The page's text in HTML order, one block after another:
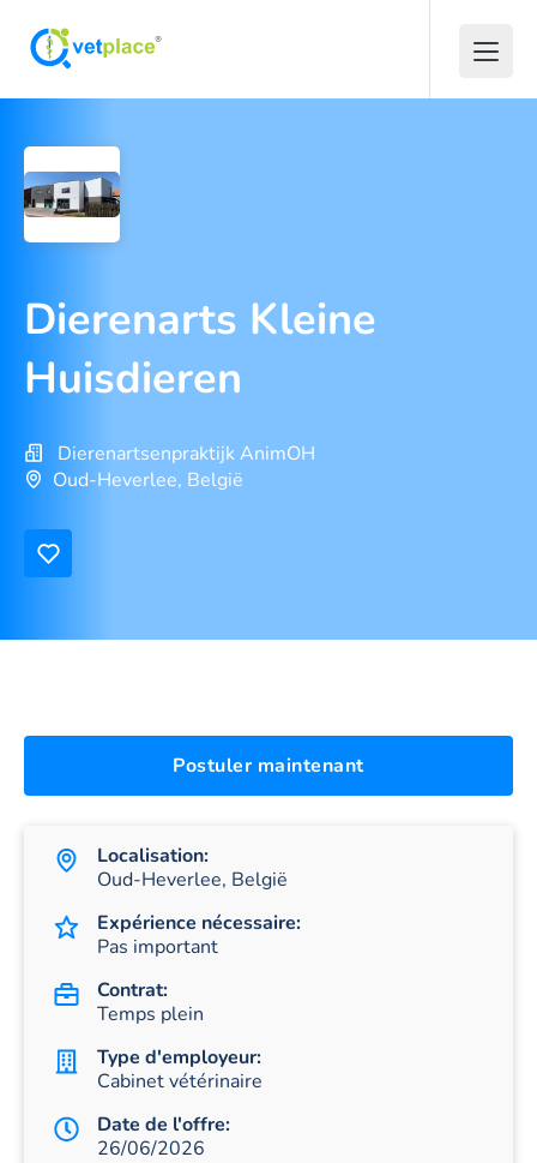
Dierenarts Kleine
Huisdieren
Dierenartsenpraktijk AnimOH
Oud-Heverlee, België
Postuler maintenant
Localisation:
Oud-Heverlee, België
Expérience nécessaire:
Pas important
Contrat:
Temps plein
Type d'employeur:
Cabinet vétérinaire
Date de l'offre:
26/06/2026